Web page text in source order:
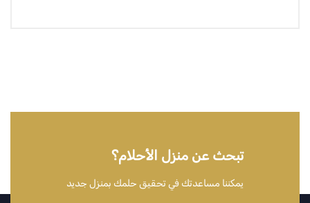
تبحث عن منزل الأحلام؟
يمكننا مساعدتك في تحقيق حلمك بمنزل جديد